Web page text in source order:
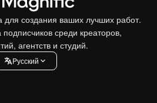
создания ваших лучших работ.
среди креаторов,
агентств и студий.
Pусский